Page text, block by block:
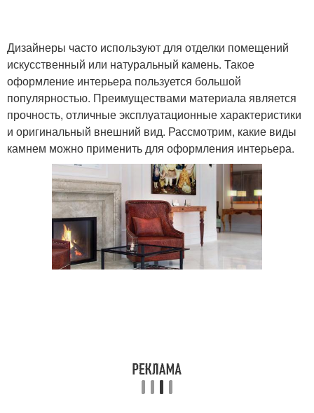
Дизайнеры часто используют для отделки помещений
искусственный или натуральный камень. Такое
оформление интерьера пользуется большой
популярностью. Преимуществами материала является
прочность, отличные эксплуатационные характеристики
и оригинальный внешний вид. Рассмотрим, какие виды
камнем можно применить для оформления интерьера.